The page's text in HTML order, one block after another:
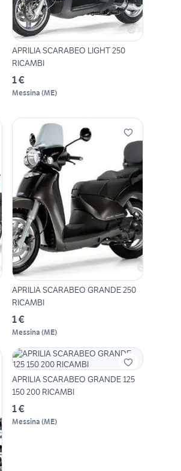
APRILIA SCARABEO LIGHT 250
RICAMBI
1 €
Messina (ME)
APRILIA SCARABEO GRANDE 250
RICAMBI
1 €
Messina (ME)
APRILIA SCARABEO GRANDE 125
150 200 RICAMBI
1 €
Messina (ME)